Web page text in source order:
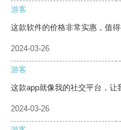
游客
这款软件的价格非常实惠，值得
2024-03-26
游客
这款app就像我的社交平台，让
2024-03-26